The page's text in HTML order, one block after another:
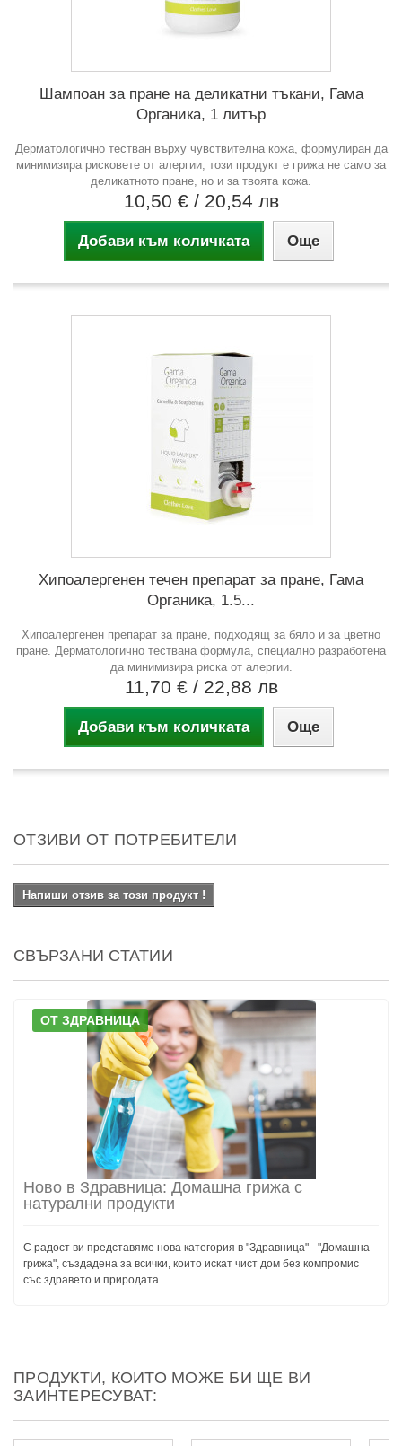
Шампоан за пране на деликатни тъкани, Гама
Органика, 1 литър
Дерматологично тестван върху чувствителна кожа, формулиран да
минимизира рисковете от алергии, този продукт е грижа не само за
деликатното пране, но и за твоята кожа.
10,50 € / 20,54 лв
Добави към количката Още
Хипоалергенен течен препарат за пране, Гама
Органика, 1.5...
Хипоалергенен препарат за пране, подходящ за бяло и за цветно
пране. Дерматологично тествана формула, специално разработена
да минимизира риска от алергии.
11,70 € / 22,88 лв
Добави към количката Още
ОТЗИВИ ОТ ПОТРЕБИТЕЛИ
Напиши отзив за този продукт !
СВЪРЗАНИ СТАТИИ
ОТ ЗДРАВНИЦА
Ново в Здравница: Домашна грижа с
натурални продукти
С радост ви представяме нова категория в "Здравница" - "Домашна
грижа", създадена за всички, които искат чист дом без компромис
със здравето и природата.
ПРОДУКТИ, КОИТО МОЖЕ БИ ЩЕ ВИ
ЗАИНТЕРЕСУВАТ: